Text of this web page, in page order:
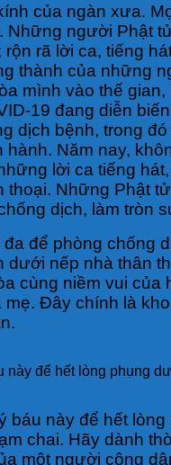
của ngàn xưa.
Những người Phật
rã lời ca, tiếng
thành của những
mình vào thế
19 đang diễn
dịch bệnh, trong
Năm nay,
lời ca tiếng
Những Phật
dịch, làm
để phòng chống
nếp nhà thân
cùng niềm vui
Đây chính là
để hết lòng phụng
này để hết
chai. Hãy dành
một người công